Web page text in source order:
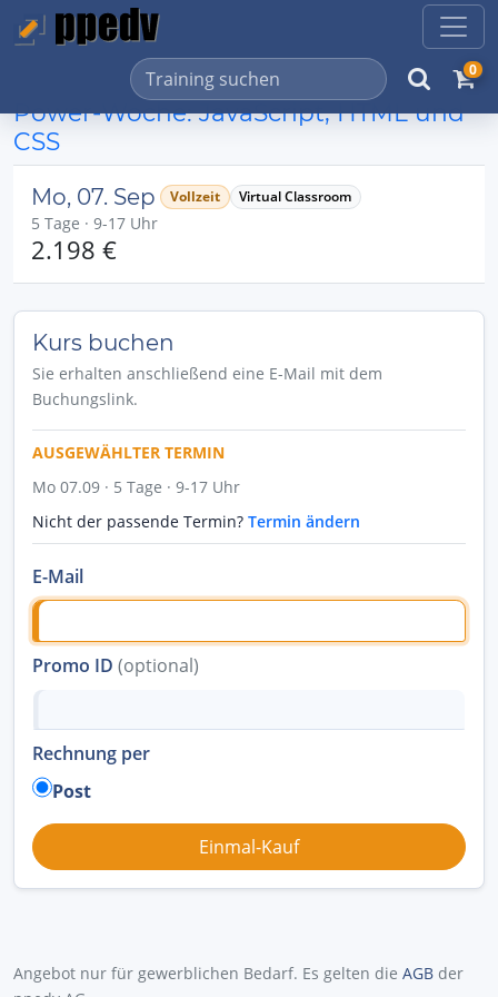
0
Power-Woche: JavaScript, HTML und
CSS
Mo, 07. Sep Vollzeit Virtual Classroom
5 Tage · 9-17 Uhr
2.198 €
Kurs buchen
Sie erhalten anschließend eine E-Mail mit dem
Buchungslink.
AUSGEWÄHLTER TERMIN
Mo 07.09 · 5 Tage · 9-17 Uhr
Nicht der passende Termin? Termin ändern
E-Mail
Promo ID (optional)
Rechnung per
Post
Angebot nur für gewerblichen Bedarf. Es gelten die AGB der